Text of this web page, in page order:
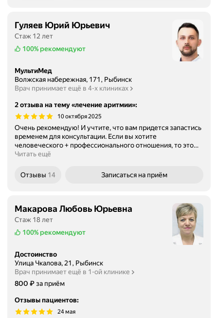
Гуляев Юрий Юрьевич
Стаж 12 лет
100% рекомендуют
МультиМед
Волжская набережная, 171, Рыбинск
Врач принимает ещё в 4-х клиниках
2 отзыва на тему «лечение аритмии»:
10 октября 2025
Очень рекомендую! И учтите, что вам придется запастись
временем для консультации. Если вы хотите
человеческого + профессионального отношения, то это…
Читать ещё
Отзывы 14 Записаться на приём
Макарова Любовь Юрьевна
Стаж 18 лет
100% рекомендуют
Достоинство
Улица Чкалова, 21, Рыбинск
Врач принимает ещё в 1-ой клинике
Цена
800 ₽за приём
Отзывы пациентов:
24 мая